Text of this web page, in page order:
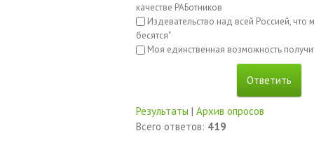
качестве РАБотников
Издевательство над всей Россией, что
бесятся"
Моя единственная возможность
Результаты | Архив опросов
Всего ответов: 419